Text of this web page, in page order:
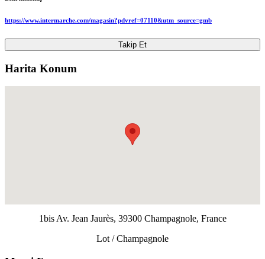
https://www.intermarche.com/magasin?pdvref=07110&utm_source=gmb
Takip Et
Harita Konum
1bis Av. Jean Jaurès, 39300 Champagnole, France
Lot / Champagnole